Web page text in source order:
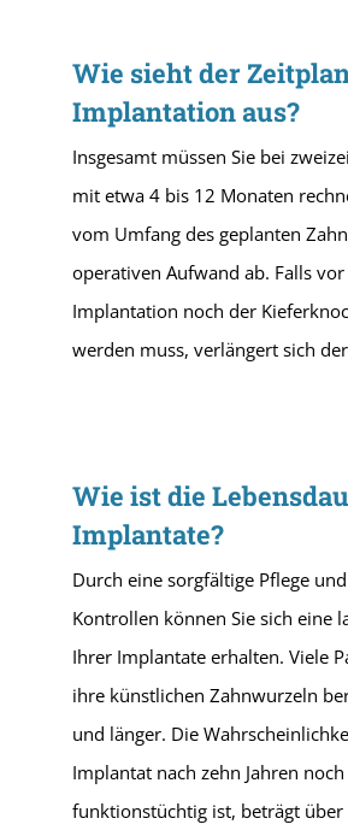
Wie sieht der
Implantation aus?
Insgesamt müssen Sie bei
mit etwa 4 bis 12 Monaten
vom Umfang des geplanten
operativen Aufwand ab. Falls
Implantation noch der
werden muss, verlängert sich
Wie ist die
Implantate?
Durch eine sorgfältige Pflege
Kontrollen können Sie sich eine
Ihrer Implantate erhalten. Viele
ihre künstlichen Zahnwurzeln
und länger. Die
Implantat nach zehn Jahren
funktionstüchtig ist, beträgt über